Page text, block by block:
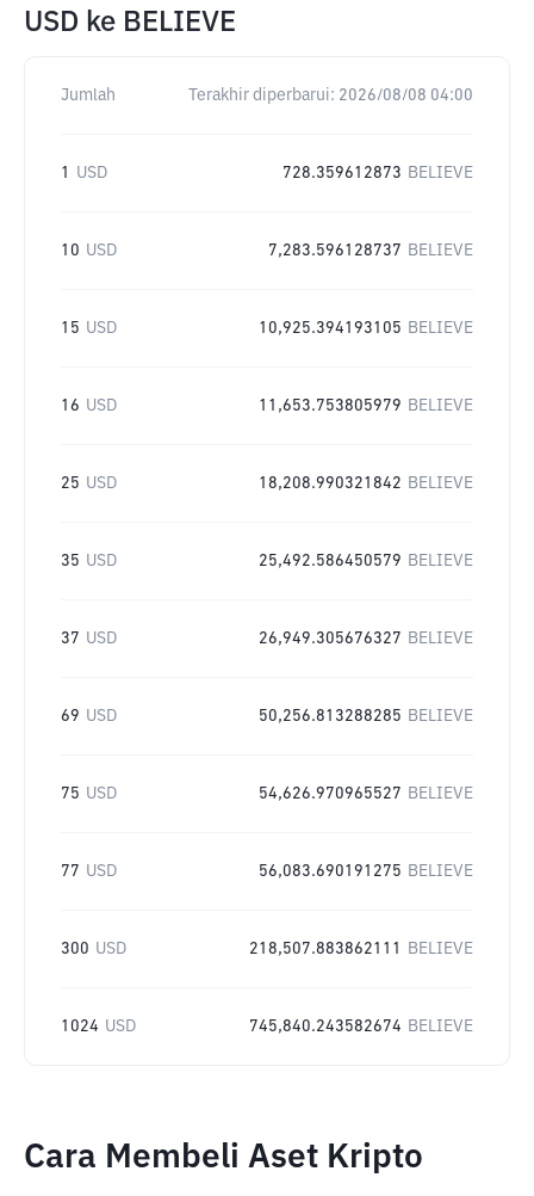
USD ke BELIEVE
Jumlah Terakhir diperbarui: 2026/08/08 04:00
1 USD 728.359612873 BELIEVE
10 USD 7,283.596128737 BELIEVE
15 USD 10,925.394193105 BELIEVE
16 USD 11,653.753805979 BELIEVE
25 USD 18,208.990321842 BELIEVE
35 USD 25,492.586450579 BELIEVE
37 USD 26,949.305676327 BELIEVE
69 USD 50,256.813288285 BELIEVE
75 USD 54,626.970965527 BELIEVE
77 USD 56,083.690191275 BELIEVE
300 USD 218,507.883862111 BELIEVE
1024 USD 745,840.243582674 BELIEVE
Cara Membeli Aset Kripto